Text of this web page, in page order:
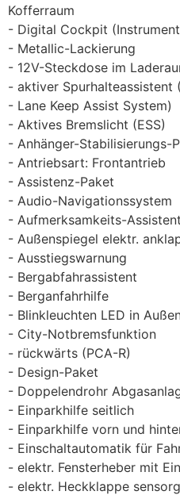
Kofferraum
Digital Cockpit
Metallic-Lackierung
12V-Steckdose im
aktiver Spurhalteassistent
Lane Keep Assist System)
Aktives Bremslicht (ESS)
Anhänger-Stabilisierungs-
Antriebsart: Frontantrieb
Assistenz-Paket
Audio-Navigationssystem
Aufmerksamkeits-Assistent
Außenspiegel elektr.
Ausstiegswarnung
Bergabfahrassistent
Berganfahrhilfe
Blinkleuchten LED in
City-Notbremsfunktion
rückwärts (PCA-R)
Design-Paket
Doppelendrohr
Einparkhilfe seitlich
Einparkhilfe vorn und
Einschaltautomatik für
elektr. Fensterheber mit
elektr. Heckklappe